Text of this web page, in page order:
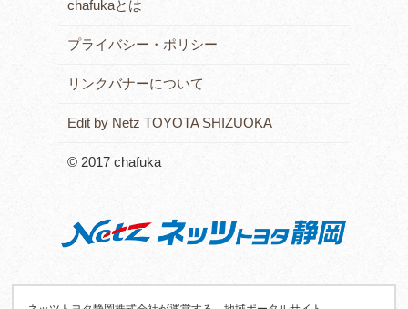
chafukaとは
プライバシー・ポリシー
リンクバナーについて
Edit by Netz TOYOTA SHIZUOKA
© 2017 chafuka